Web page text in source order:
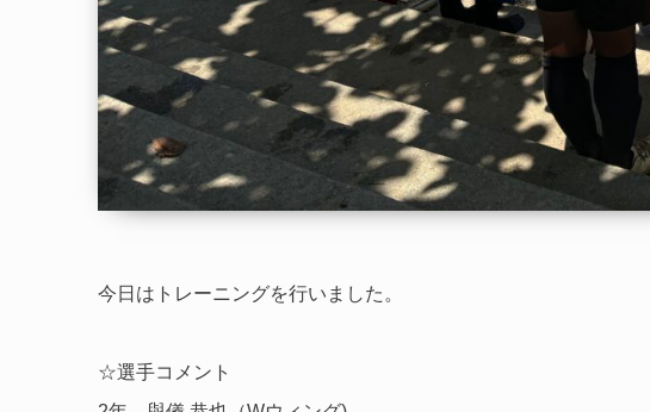
今日はトレーニングを行いました。
☆選手コメント